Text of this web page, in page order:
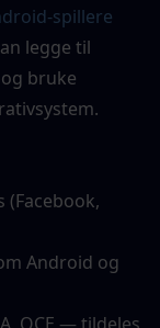
spillere
legge til
bruke
(Facebook,
Android og